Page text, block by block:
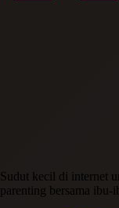
Sudut kecil di internet
parenting bersama ibu-